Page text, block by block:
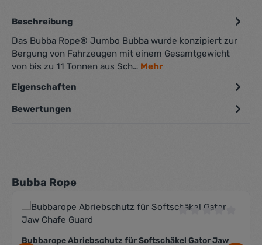
Beschreibung
Das Bubba Rope® Jumbo Bubba wurde konzipiert zur
Bergung von Fahrzeugen mit einem Gesamtgewicht
von bis zu 11 Tonnen aus Sch… Mehr
Eigenschaften
Bewertungen
Produktgalerie überspringen
Bubba Rope
Bubbarope Abriebschutz für Softschäkel Gator Jaw